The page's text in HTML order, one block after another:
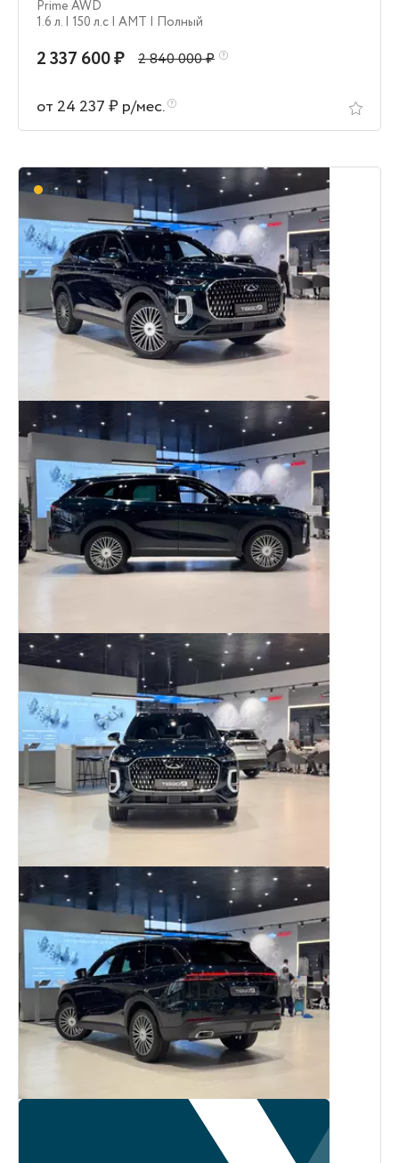
Prime AWD
1.6 л. | 150 л.c | AMT | Полный
2 337 600 ₽ 2 840 000 ₽
от 24 237 ₽ р/мес.
В пути